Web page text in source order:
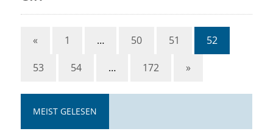
« 1 … 50 51 52
53 54 … 172 »
MEIST GELESEN